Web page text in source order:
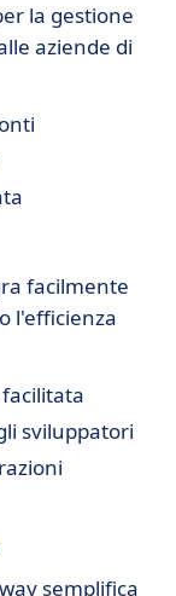
la gestione
aziende di
facilmente
l'efficienza
sviluppatori
semplifica